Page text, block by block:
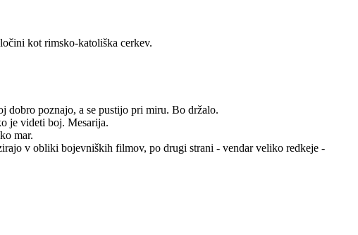
kot rimsko-katoliška cerkev.
dobro poznajo, a se pustijo pri miru. Bo držalo.
je videti boj. Mesarija.
mar.
v obliki bojevniških filmov, po drugi strani - vendar veliko redkeje -